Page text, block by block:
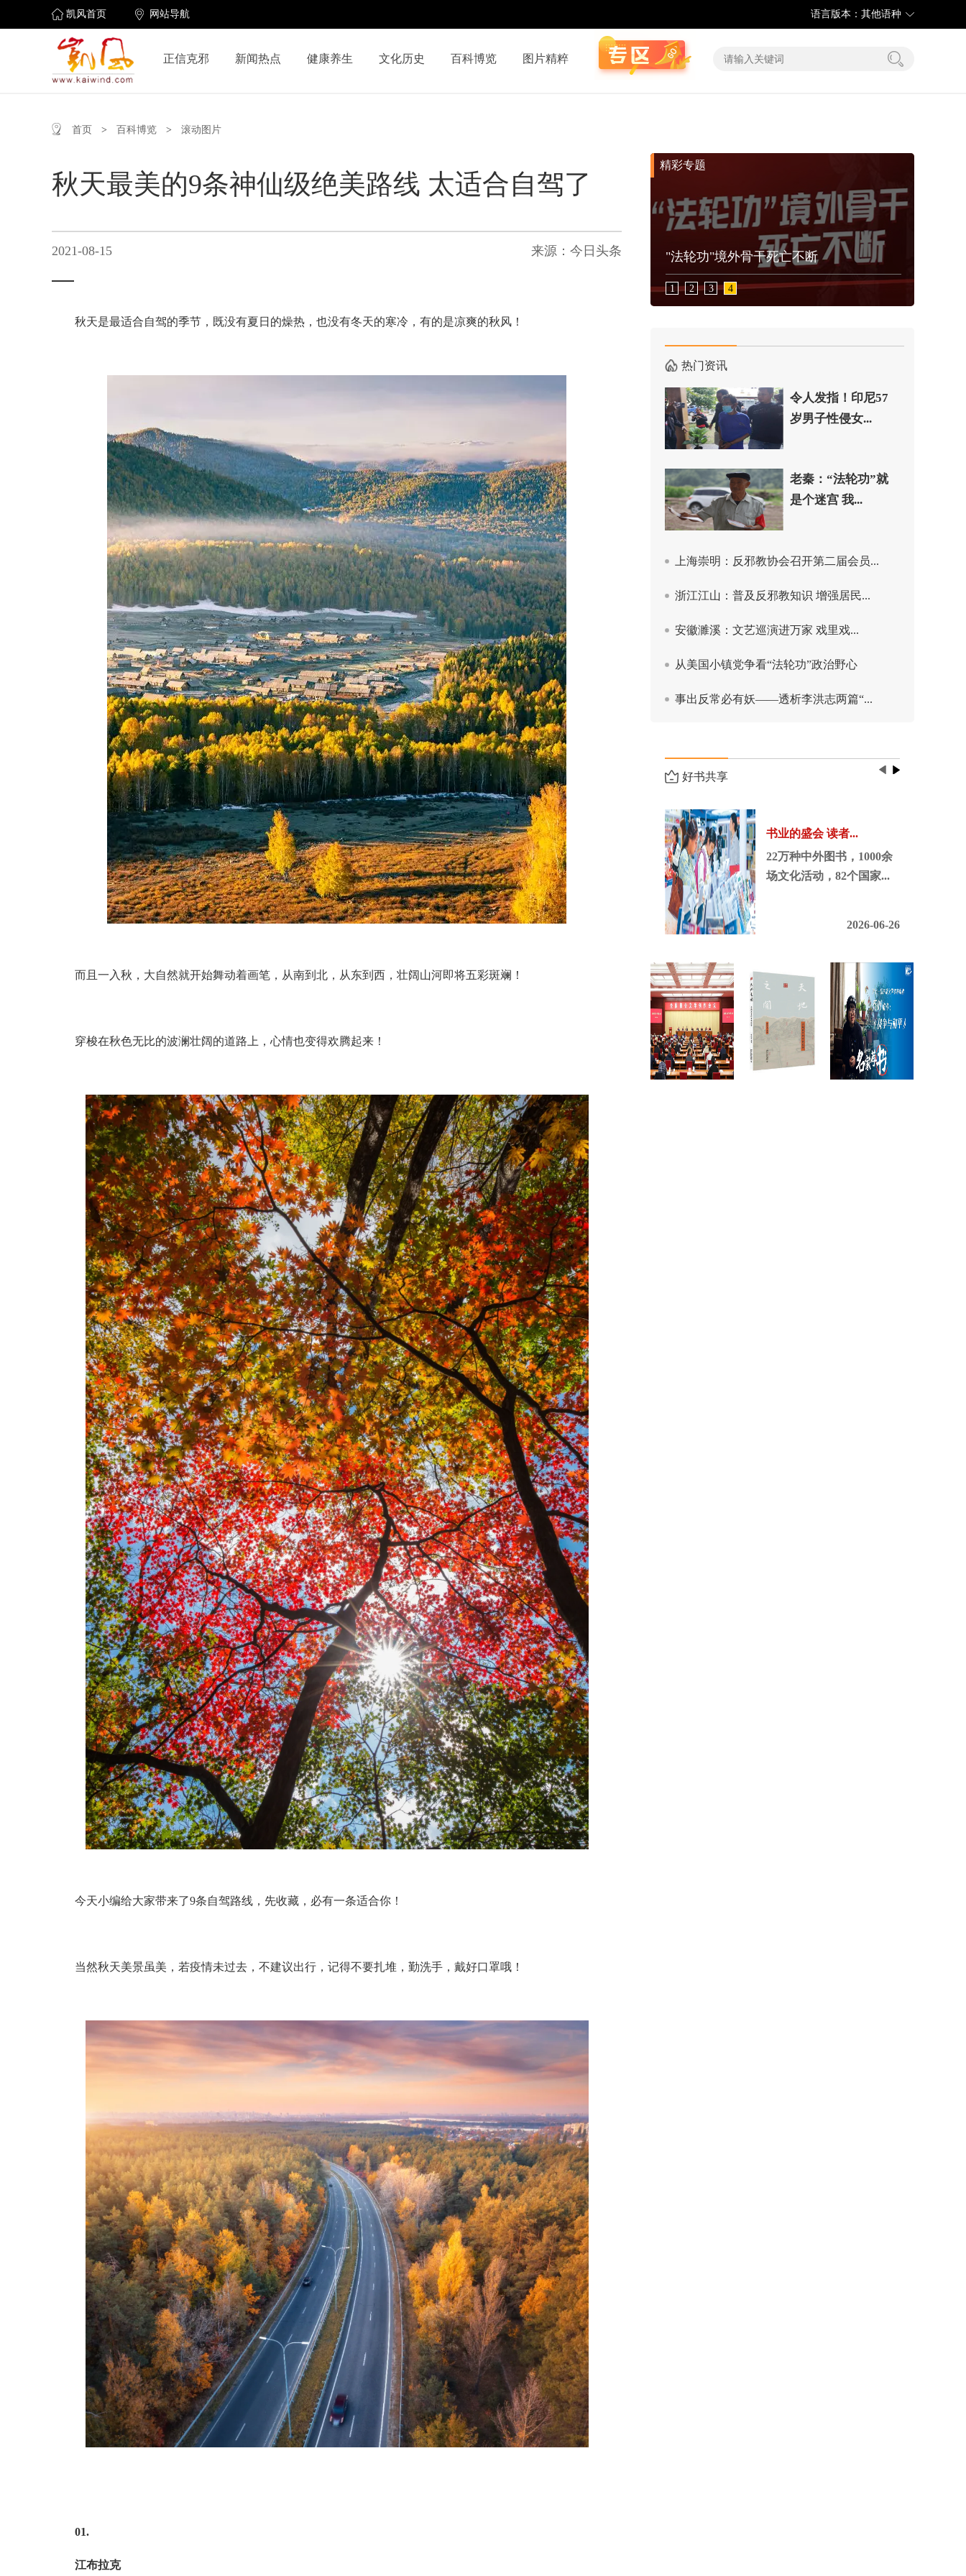
凯风首页 网站导航 语言版本：其他语种
正信克邪 新闻热点 健康养生 文化历史 百科博览 图片精粹
首页 > 百科博览 > 滚动图片
秋天最美的9条神仙级绝美路线 太适合自驾了
2021-08-15 来源：今日头条
秋天是最适合自驾的季节，既没有夏日的燥热，也没有冬天的寒冷，有的是凉爽的秋风！
而且一入秋，大自然就开始舞动着画笔，从南到北，从东到西，壮阔山河即将五彩斑斓！
穿梭在秋色无比的波澜壮阔的道路上，心情也变得欢腾起来！
今天小编给大家带来了9条自驾路线，先收藏，必有一条适合你！
当然秋天美景虽美，若疫情未过去，不建议出行，记得不要扎堆，勤洗手，戴好口罩哦！
01.
江布拉克